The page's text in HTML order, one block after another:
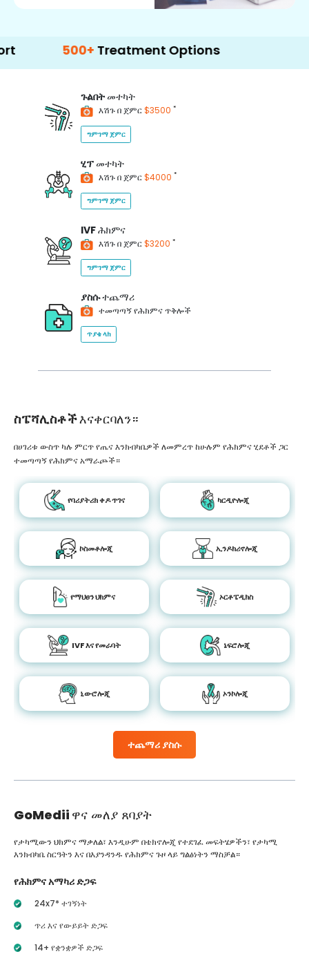
500+ Treatment Options
ጉልበትመተካት
እሽጉ በ ጀምር$3500 *
ግምገማ ጀምር
ሂፕመተካት
እሽጉ በ ጀምር$4000 *
ግምገማ ጀምር
IVFሕክምና
እሽጉ በ ጀምር$3200 *
ግምገማ ጀምር
ያስሱተጨማሪ
ተመጣጣኝ የሕክምና ጥቅሎች
ጥያቄ ላክ
ስፔሻሊስቶችእናቀርባለን።
ተጨማሪ ያስሱ
በሀገሪቱ ውስጥ ካሉ ምርጥ የጤና እንክብካቤዎች ለመምረጥ ከሁሉም የሕክምና ሂደቶች ጋር
ተመጣጣኝ የሕክምና አማራጮች።
የባሪያትሪክ ቀዶ ጥገና ካርዲዮሎጂ
ኮስመቶሎጂ ኢንዶክሪኖሎጂ
የማህፀን ህክምና ኦርቶፔዲክስ
IVF እና የመራባት ኔፍሮሎጂ
ኒውሮሎጂ ኦንኮሎጂ
GoMedii ዋና መለያ ጸባያት
የታካሚውን ህክምና ማቃለል፣ እንዲሁም በቴክኖሎጂ የተደገፈ መፍትሄዎችን፣ የታካሚ
እንክብካቤ ስርዓትን እና በእያንዳንዱ የሕክምና ጉዞ ላይ ግልፅነትን ማስቻል።
የሕክምና አማካሪ ድጋፍ
24x7* ተገኝነት
ጥሪ እና የውይይት ድጋፍ
14+ የቋንቋዎች ድጋፍ